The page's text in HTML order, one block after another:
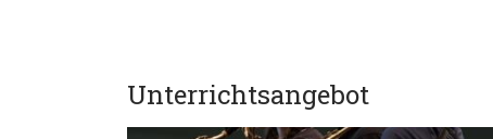
Unterrichtsangebot